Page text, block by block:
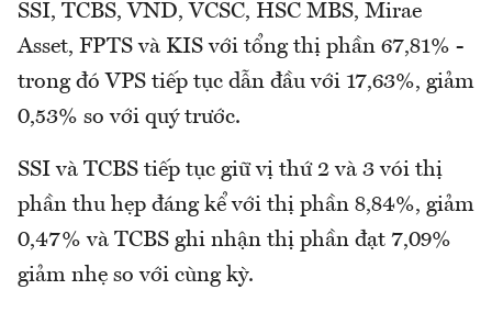
SSI, TCBS, VND, VCSC, HSC MBS, Mirae
Asset, FPTS và KIS với tổng thị phần 67,81% -
trong đó VPS tiếp tục dẫn đầu với 17,63%, giảm
0,53% so với quý trước.
SSI và TCBS tiếp tục giữ vị thứ 2 và 3 vói thị
phần thu hẹp đáng kể với thị phần 8,84%, giảm
0,47% và TCBS ghi nhận thị phần đạt 7,09%
giảm nhẹ so với cùng kỳ.